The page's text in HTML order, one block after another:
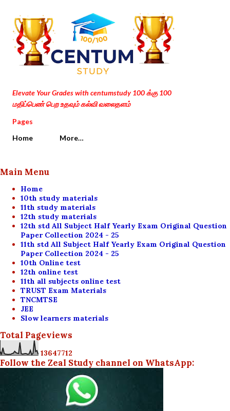
Skip to main content
Elevate Your Grades with centumstudy 100 க்கு 100
மதிப்பெண் பெற உதவும் கல்வி வலைதளம்
Pages
Home
More…
Main Menu
Home
10th study materials
11th study materials
12th study materials
12th std All Subject Half Yearly Exam Original Question
Paper Collection 2024 - 25
11th std All Subject Half Yearly Exam Original Question
Paper Collection 2024 - 25
10th Online test
12th online test
11th all subjects online test
TRUST Exam Materials
TNCMTSE
JEE
Slow learners materials
Total Pageviews
13647712
Follow the Zeal Study channel on WhatsApp: